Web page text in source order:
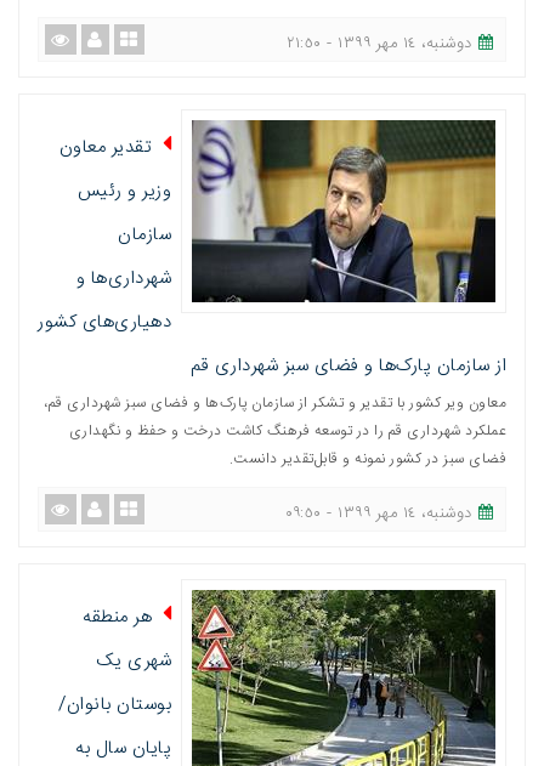
دوشنبه، ١٤ مهر ١٣٩٩ - ٢١:٥٠
تقدیر معاون
وزیر و رئیس
سازمان
شهرداری‌ها و
دهیاری‌های کشور
از سازمان پارک‌ها و فضای سبز شهرداری قم
معاون ویر کشور با تقدیر و تشکر از سازمان پارک‌ها و فضای سبز شهرداری قم،
عملکرد شهرداری قم را در توسعه فرهنگ کاشت درخت و حفظ و نگهداری
فضای سبز در کشور نمونه و قابل‌تقدیر دانست.
دوشنبه، ١٤ مهر ١٣٩٩ - ٠٩:٥٠
هر منطقه
شهری یک
بوستان بانوان/
پایان سال به